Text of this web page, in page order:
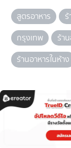
สูตรอาหาร
กรุงเทพ
ร้า
ร้านอาหารในห้าง